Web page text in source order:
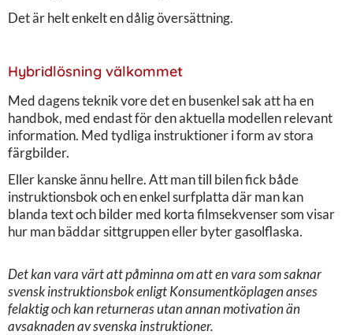
Det är helt enkelt en dålig översättning.
Hybridlösning välkommet
Med dagens teknik vore det en busenkel sak att ha en
handbok, med endast för den aktuella modellen relevant
information. Med tydliga instruktioner i form av stora
färgbilder.
Eller kanske ännu hellre. Att man till bilen fick både
instruktionsbok och en enkel surfplatta där man kan
blanda text och bilder med korta filmsekvenser som visar
hur man bäddar sittgruppen eller byter gasolflaska.
Det kan vara värt att påminna om att en vara som saknar
svensk instruktionsbok enligt Konsumentköplagen anses
felaktig och kan returneras utan annan motivation än
avsaknaden av svenska instruktioner.